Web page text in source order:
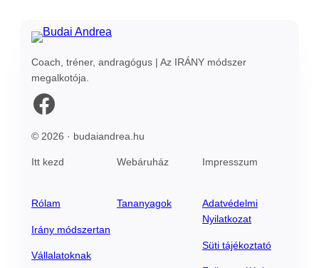
Coach, tréner, andragógus | Az IRÁNY módszer
megalkotója.
Facebook
© 2026 · budaiandrea.hu
Itt kezd
Rólam
Irány módszertan
Vállalatoknak
Webáruház
Tananyagok
Impresszum
Adatvédelmi
Nyilatkozat
Süti tájékoztató